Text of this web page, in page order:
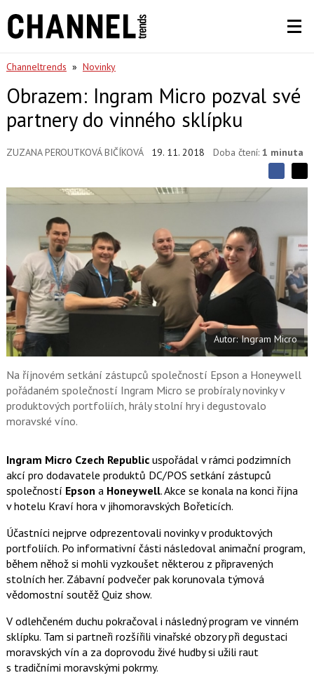
Channeltrends » Novinky
Obrazem: Ingram Micro pozval své
partnery do vinného sklípku
ZUZANA PEROUTKOVÁ BIČÍKOVÁ 19. 11. 2018 Doba čtení: 1 minuta
S
d
t
S
a
c
b
o
o
k
j
t
n
a
s
í
t
X
Autor: Ingram Micro
Na říjnovém setkání zástupců společností Epson a Honeywell
pořádaném společností Ingram Micro se probíraly novinky v
produktových portfoliích, hrály stolní hry i degustovalo
moravské víno.
Ingram Micro Czech Republicuspořádal v rámci podzimních
akcí pro dodavatele produktů DC/POS setkání zástupců
společností Epson a Honeywell. Akce se konala na konci října
v hotelu Kraví hora v jihomoravských Bořeticích.
Účastníci nejprve odprezentovali novinky v produktových
portfoliích. Po informativní části následoval animační program,
během něhož si mohli vyzkoušet některou z připravených
stolních her. Zábavní podvečer pak korunovala týmová
vědomostní soutěž Quiz show.
V odlehčeném duchu pokračoval i následný program ve vinném
sklípku. Tam si partneři rozšířili vinařské obzory při degustaci
moravských vín a za doprovodu živé hudby si užili raut
s tradičními moravskými pokrmy.